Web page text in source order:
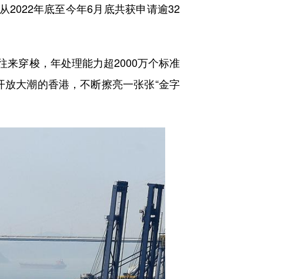
年底至今年6月底共获申请逾32
穿梭，年处理能力超2000万个标准
大潮的香港，不断擦亮一张张“金字